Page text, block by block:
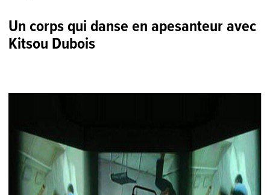
Un corps qui danse en apesanteur avec
Kitsou Dubois